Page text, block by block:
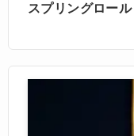
スプリングロール